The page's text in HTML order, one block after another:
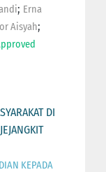
; Erna
Aisyah;
DI
KEPADA